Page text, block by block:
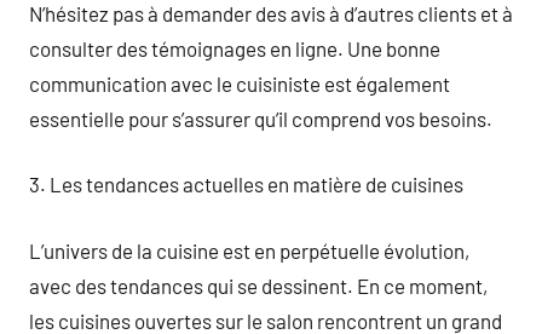
N’hésitez pas à demander des avis à d’autres clients et à
consulter des témoignages en ligne. Une bonne
communication avec le cuisiniste est également
essentielle pour s’assurer qu’il comprend vos besoins.
3. Les tendances actuelles en matière de cuisines
L’univers de la cuisine est en perpétuelle évolution,
avec des tendances qui se dessinent. En ce moment,
les cuisines ouvertes sur le salon rencontrent un grand